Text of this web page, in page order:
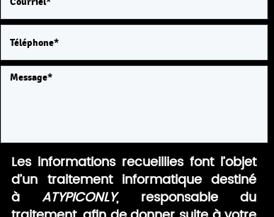
Les informations recueillies font l’objet
d’un traitement informatique destiné
à ATYPICONLY, responsable du